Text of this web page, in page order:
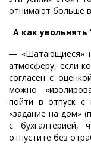
отнимают больше
А как
― «Шатающиеся»
атмосферу, если
согласен с
можно
пойти в отпуск с
«задание на дом»
с бухгалтерией,
отпустите без